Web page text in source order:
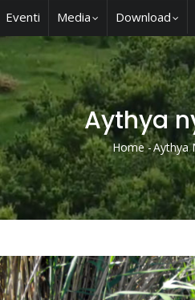
Eventi Media Download
Aythya
Briciole
Di
Pane
Home -Aythya